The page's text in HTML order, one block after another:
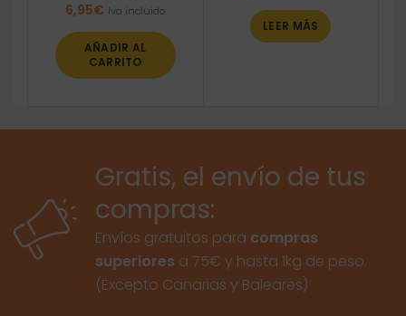
6,95€ Iva incluido
AÑADIR AL
CARRITO
LEER MÁS
Gratis, el envío de tus
compras:
Envíos gratuitos para compras
superiores a 75€ y hasta 1kg de peso.
(Excepto Canarias y Baleares)